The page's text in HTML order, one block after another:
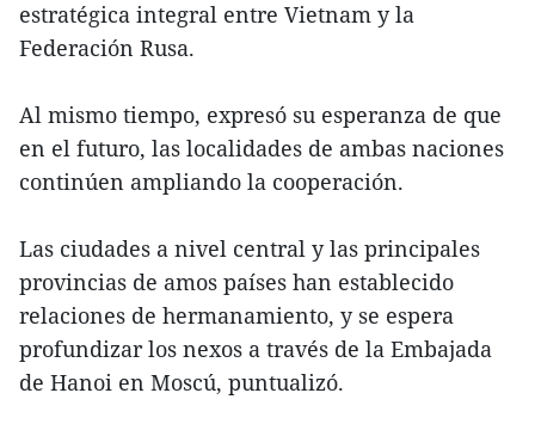
estratégica integral entre Vietnam y la
Federación Rusa.
Al mismo tiempo, expresó su esperanza de que
en el futuro, las localidades de ambas naciones
continúen ampliando la cooperación.
Las ciudades a nivel central y las principales
provincias de amos países han establecido
relaciones de hermanamiento, y se espera
profundizar los nexos a través de la Embajada
de Hanoi en Moscú, puntualizó.